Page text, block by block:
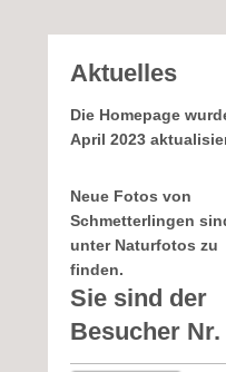
Aktuelles
Die Homepage
April 2023
Neue Fotos von
Schmetterlingen
unter Naturfotos zu
finden.
Sie sind der
Besucher Nr.